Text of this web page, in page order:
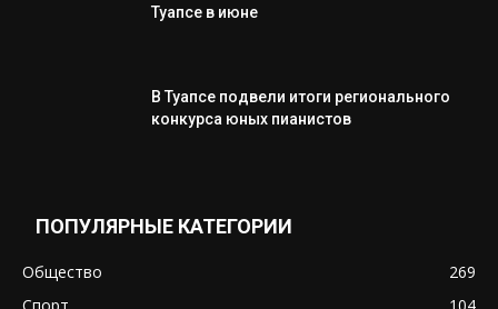
Туапсе в июне
В Туапсе подвели итоги регионального
конкурса юных пианистов
ПОПУЛЯРНЫЕ КАТЕГОРИИ
Общество
269